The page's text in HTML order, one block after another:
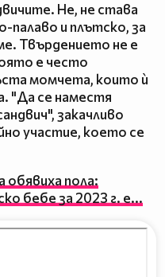
Не, не става
палаво и плътско, за
Твърдението не е
е често
момчета, които ѝ
"Да се наместя
закачливо
участие, което се
обявиха пола:
бебе за 2023 г. е...